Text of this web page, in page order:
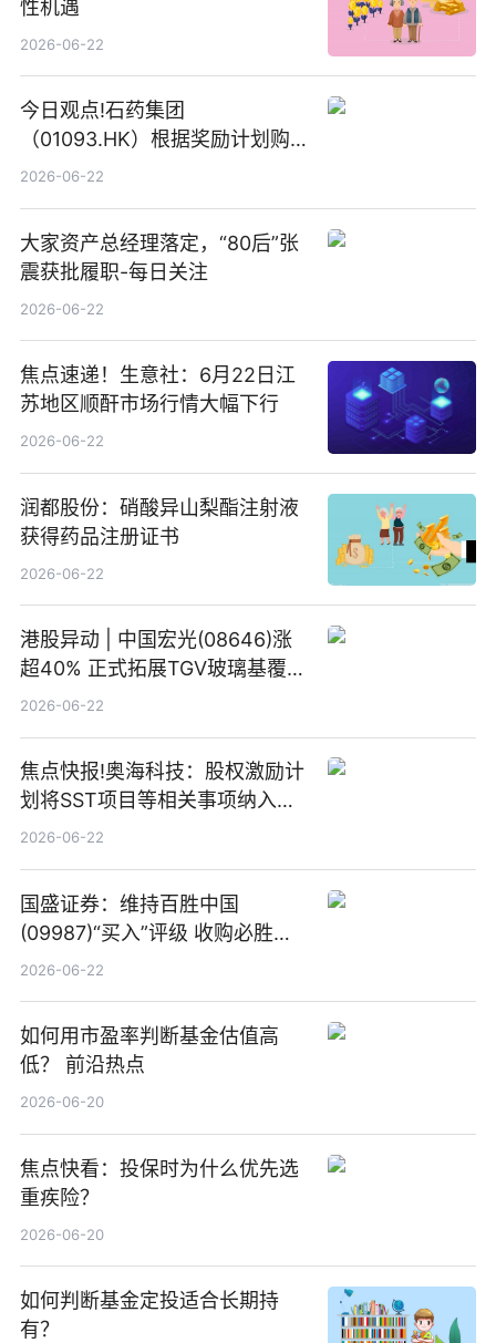
性机遇
2026-06-22
今日观点!石药集团
（01093.HK）根据奖励计划购
回580万股
2026-06-22
大家资产总经理落定，“80后”张
震获批履职-每日关注
2026-06-22
焦点速递！生意社：6月22日江
苏地区顺酐市场行情大幅下行
2026-06-22
润都股份：硝酸异山梨酯注射液
获得药品注册证书
2026-06-22
港股异动 | 中国宏光(08646)涨
超40% 正式拓展TGV玻璃基覆铜
板新材料业务
2026-06-22
焦点快报!奥海科技：股权激励计
划将SST项目等相关事项纳入专
项业务发展考核指标
2026-06-22
国盛证券：维持百胜中国
(09987)“买入”评级 收购必胜客
中国增厚利润加速成长 信息
2026-06-22
如何用市盈率判断基金估值高
低？ 前沿热点
2026-06-20
焦点快看：投保时为什么优先选
重疾险？
2026-06-20
如何判断基金定投适合长期持
有？